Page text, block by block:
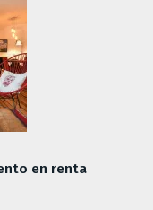
en renta